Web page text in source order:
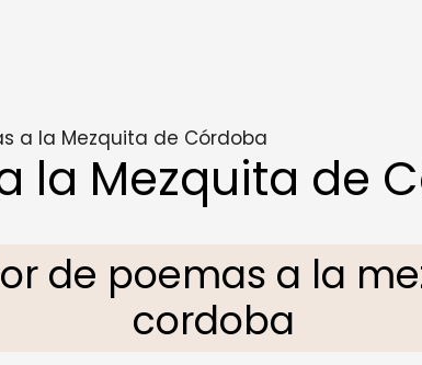
a la Mezquita de Córdoba
la Mezquita de
de poemas a la
cordoba